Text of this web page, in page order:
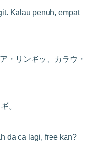
Kalau penuh, empat
・リンギッ、カラウ・
。
dalca lagi, free kan?